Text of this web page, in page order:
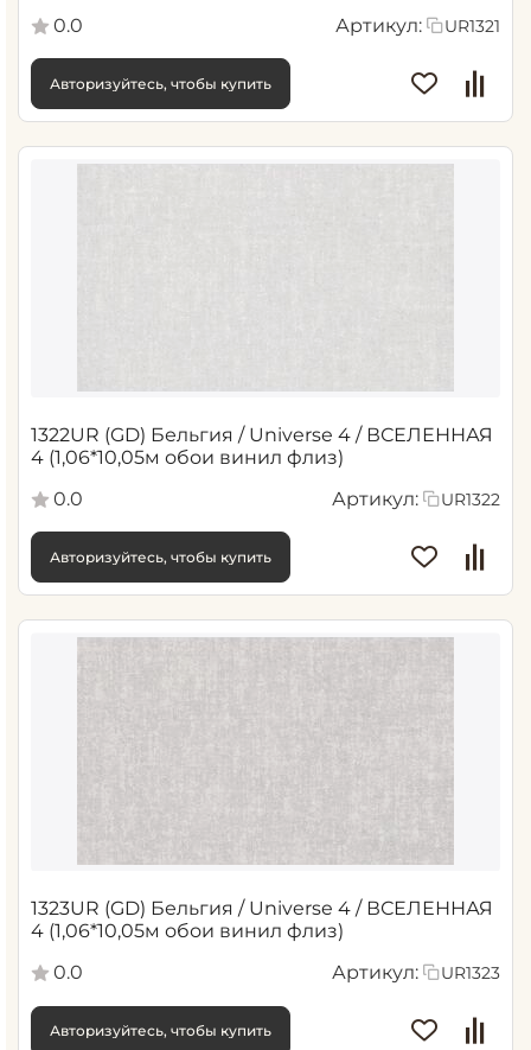
0.0
Артикул: UR1321
Авторизуйтесь, чтобы купить
1322UR (GD) Бельгия / Universe 4 / ВСЕЛЕННАЯ
4 (1,06*10,05м обои винил флиз)
0.0
Артикул: UR1322
Авторизуйтесь, чтобы купить
1323UR (GD) Бельгия / Universe 4 / ВСЕЛЕННАЯ
4 (1,06*10,05м обои винил флиз)
0.0
Артикул: UR1323
Авторизуйтесь, чтобы купить